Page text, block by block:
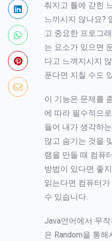
춰지고 틀에 갇힌
느끼시지 않나요?
고 중요한 프로그
는 요소가 있으면
다고 느껴지시지
푼다면 지칠 수도
이 기능은 문제를
에 따라 필수적으
들어 내가 생각하
않고 숨기는 것을
램을 만들 때 컴퓨
방법이 있다면 좋
읽는다면 컴퓨터
수 있습니다.
Java언어에서 무
은 Random을 통해